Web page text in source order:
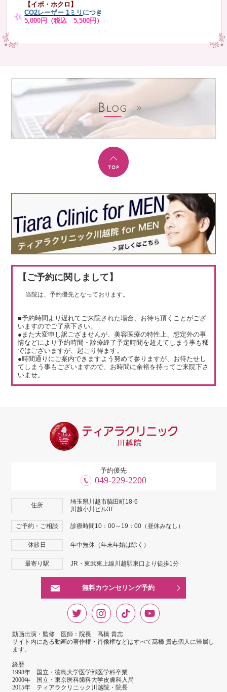
【イボ・ホクロ】
CO2レーザー 1ミリ につき
5,000円（税込 5,500円）
【ご予約に関しまして】
当院は、予約優先となっております。
■予約時間より遅れてご来院された場合、お待ち頂くことがござ
いますのでご了承下さい。
●また大変申し訳ござませんが、美容医療の特性上、想定外の事
情などにより予約時間・診療終了予定時間を超えてしまう事も稀
ではございますが、起こり得ます。
●時間通りにご案内できますよう努めて参りますが、お待たせし
てしまう事もございますので、お時間に余裕を持ってご来院下さ
いませ。
予約優先
049-229-2200
住所
埼玉県川越市脇田町18-6
川越小川ビル3F
ご予約・ご相談 診療時間10：00～19：00（昼休みなし）
休診日 年中無休（年末年始は除く）
最寄り駅 JR・東武東上線川越駅東口より徒歩1分
無料カウンセリング予約
動画出演・監修 医師：院長 髙橋 貴志
サイト内にある動画の著作権・肖像権などはすべて髙橋 貴志個人に帰属し
ます。
経歴
1998年 国立・徳島大学医学部医学科卒業
2000年 国立・東京医科歯科大学皮膚科入局
2015年 ティアラクリニック川越院・院長